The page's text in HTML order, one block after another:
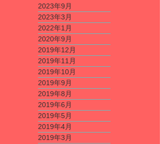
2023年9月
2023年3月
2022年1月
2020年9月
2019年12月
2019年11月
2019年10月
2019年9月
2019年8月
2019年6月
2019年5月
2019年4月
2019年3月